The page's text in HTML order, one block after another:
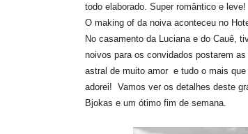
todo elaborado. Super romântico e leve!
O making of da noiva aconteceu no
No casamento da Luciana e do Cauê,
noivos para os convidados postarem
astral de muito amor e tudo o mais
adorei! Vamos ver os detalhes deste
Bjokas e um ótimo fim de semana.